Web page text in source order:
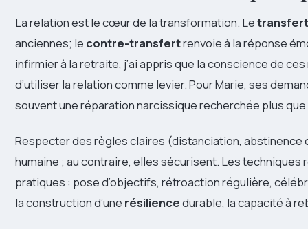
La relation est le cœur de la transformation. Letransfert
anciennes; le contre-transfertrenvoie à la réponse
infirmier à la retraite, j’ai appris que la conscience de
d’utiliser la relation comme levier. Pour Marie, ses
souvent une réparation narcissique recherchée plus
Respecter des règles claires (distanciation, abstinence
humaine ; au contraire, elles sécurisent. Les
pratiques : pose d’objectifs, rétroaction régulière,
la construction d’une résiliencedurable, la capacité à